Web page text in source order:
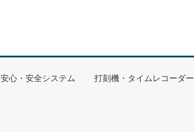
安心・安全システム 打刻機・タイムレコーダー